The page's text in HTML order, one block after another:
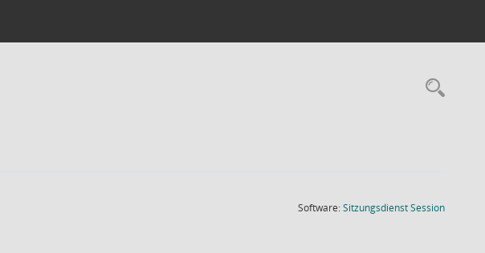
Software:SitzungsdienstSession(Wird in